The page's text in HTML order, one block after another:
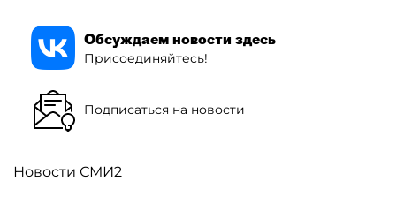
Обсуждаем новости здесь
Присоединяйтесь!
Подписаться на новости
Новости СМИ2